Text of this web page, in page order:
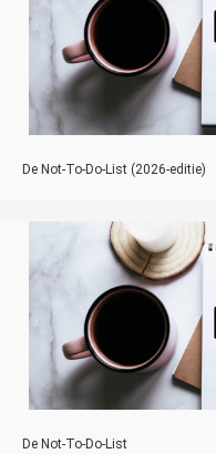
De Not‑To‑Do‑List (2026-editie)
De Not-To-Do-List